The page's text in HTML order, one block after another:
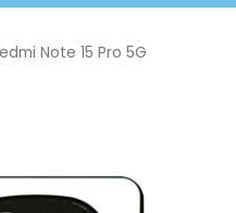
Note 15 Pro 5G